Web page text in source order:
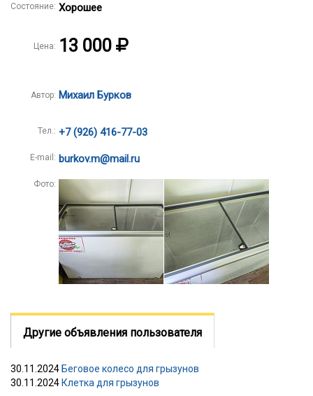
Состояние: Хорошее
Цена: 13 000
Автор: Михаил Бурков
Тел.: +7 (926) 416-77-03
E-mail: burkov.m@mail.ru
Фото:
Другие объявления пользователя
30.11.2024Беговое колесо для грызунов
30.11.2024Клетка для грызунов